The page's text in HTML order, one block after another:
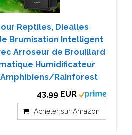
Reptiles, Diealles
Brumisation Intelligent
Arroseur de Brouillard
Humidificateur
Rainforest
43,99 EUR
Acheter sur Amazon